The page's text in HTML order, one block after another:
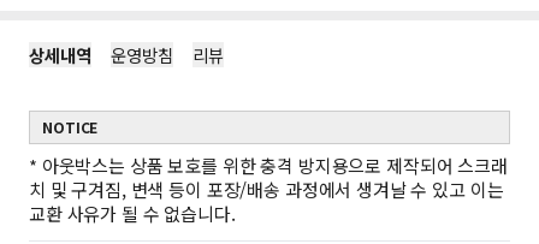
상세내역 운영방침 리뷰
NOTICE
* 아웃박스는 상품 보호를 위한 충격 방지용으로 제작되어 스크래
치 및 구겨짐, 변색 등이 포장/배송 과정에서 생겨날 수 있고 이는
교환 사유가 될 수 없습니다.